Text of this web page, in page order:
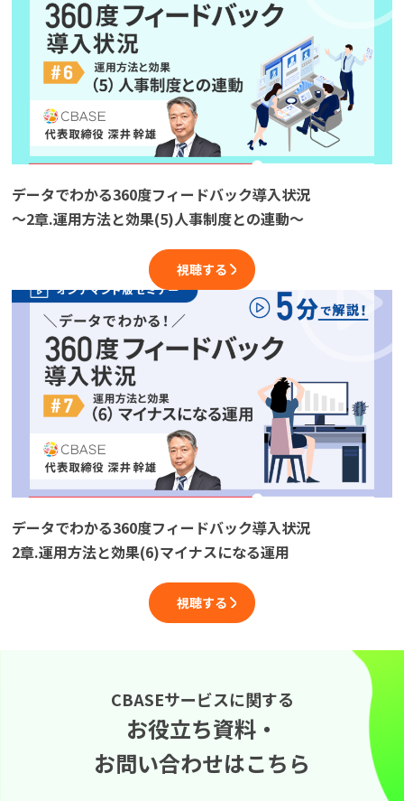
データでわかる360度フィードバック導入状況
～2章.運用方法と効果(5)人事制度との連動～
視聴する
データでわかる360度フィードバック導入状況
2章.運用方法と効果(6)マイナスになる運用
視聴する
CBASEサービスに関する
お役立ち資料・
お問い合わせはこちら